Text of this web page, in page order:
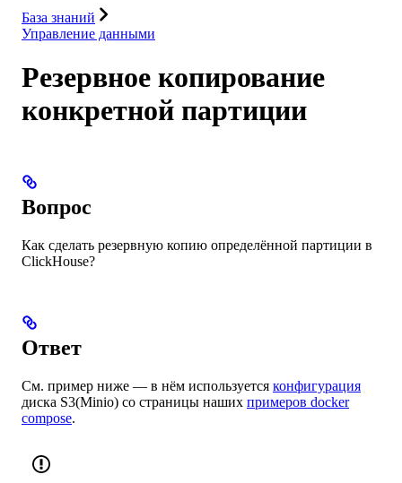
База знаний
Управление данными
Резервное копирование
конкретной партиции
Вопрос
Как сделать резервную копию определённой партиции в
ClickHouse?
Ответ
См. пример ниже — в нём используется конфигурация
диска S3(Minio) со страницы наших примеров docker
compose.